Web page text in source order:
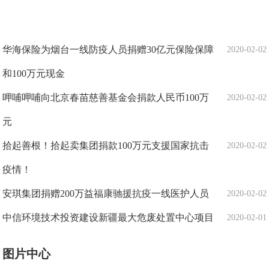
2020-02-02
华海保险为烟台一线防疫人员捐赠30亿元保险保障
和100万元现金
2020-02-02
呷哺呷哺向北京春苗慈善基金会捐款人民币100万
元
2020-02-02
拾起善根！拾起卖集团捐款100万元支援国家抗击
疫情！
2020-02-02
安琪集团捐赠200万益福康驰援抗疫一线医护人员
2020-02-01
中信环境技术投资建设新疆最大危废处置中心项目
图片中心